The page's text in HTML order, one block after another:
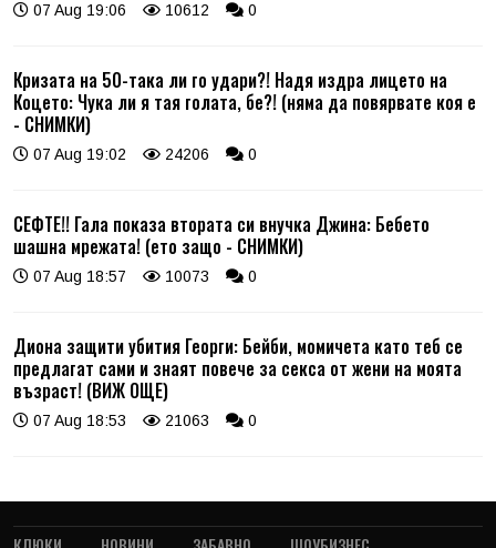
07 Aug 19:06 10612 0
Кризата на 50-така ли го удари?! Надя издра лицето на
Коцето: Чука ли я тая голата, бе?! (няма да повярвате коя е
- СНИМКИ)
07 Aug 19:02 24206 0
СЕФТЕ!! Гала показа втората си внучка Джина: Бебето
шашна мрежата! (ето защо - СНИМКИ)
07 Aug 18:57 10073 0
Диона защити убития Георги: Бейби, момичета като теб се
предлагат сами и знаят повече за секса от жени на моята
възраст! (ВИЖ ОЩЕ)
07 Aug 18:53 21063 0